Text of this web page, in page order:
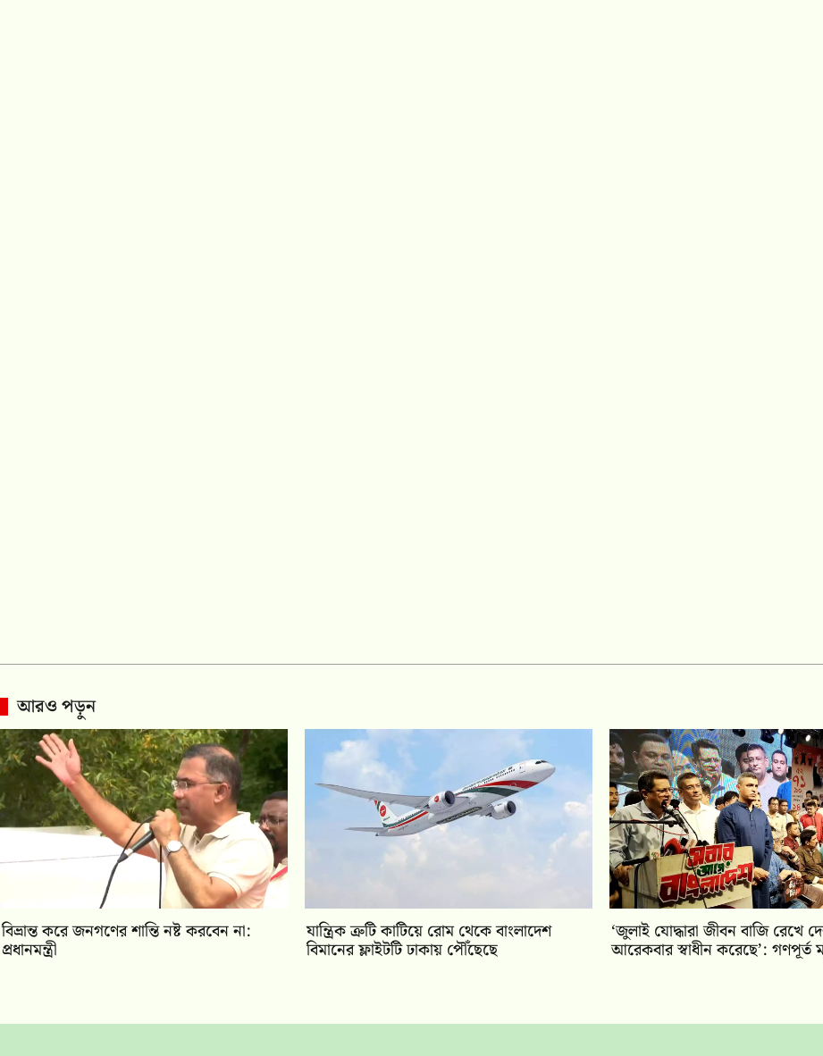
আরও পড়ুন
বিভ্রান্ত করে জনগণের শান্তি নষ্ট করবেন না:
প্রধানমন্ত্রী
যান্ত্রিক ত্রুটি কাটিয়ে রোম থেকে বাংলাদেশ
বিমানের ফ্লাইটটি ঢাকায় পৌঁছেছে
‘জুলাই যোদ্ধারা জীবন বাজি রেখে
আরেকবার স্বাধীন করেছে’: গণপূর্ত